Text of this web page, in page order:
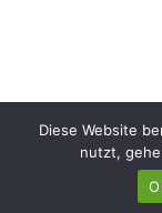
Diese Website
nutzt,